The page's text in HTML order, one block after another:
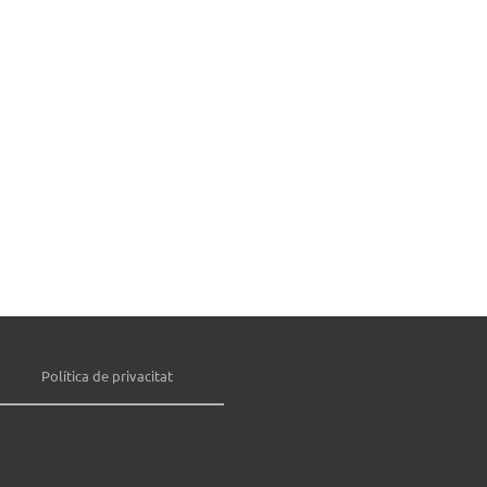
Política de privacitat